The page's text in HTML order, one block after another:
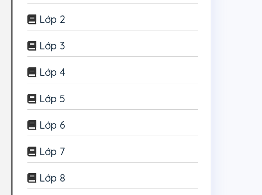
Lớp 2
Lớp 3
Lớp 4
Lớp 5
Lớp 6
Lớp 7
Lớp 8